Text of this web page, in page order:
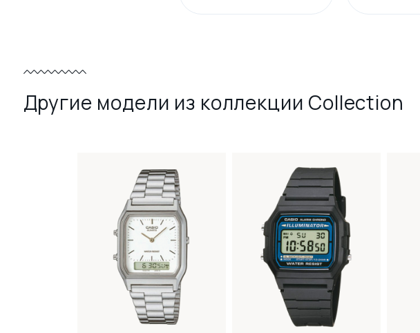
Другие модели из коллекции Collection